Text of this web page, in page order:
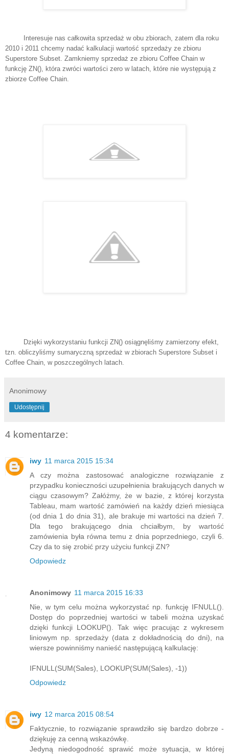
Interesuje nas całkowita sprzedaż w obu zbiorach, zatem dla roku
2010 i 2011 chcemy nadać kalkulacji wartość sprzedaży ze zbioru
Superstore Subset. Zamkniemy sprzedaż ze zbioru Coffee Chain w
funkcję ZN(), która zwróci wartości zero w latach, które nie występują z
zbiorze Coffee Chain.
Dzięki wykorzystaniu funkcji ZN() osiągnęliśmy zamierzony efekt,
tzn. obliczyliśmy sumaryczną sprzedaż w zbiorach Superstore Subset i
Coffee Chain, w poszczególnych latach.
Anonimowy
Udostępnij
4 komentarze:
iwy 11 marca 2015 15:34
A czy można zastosować analogiczne rozwiązanie z
przypadku konieczności uzupełnienia brakujących danych w
ciągu czasowym? Załóżmy, że w bazie, z której korzysta
Tableau, mam wartość zamówień na każdy dzień miesiąca
(od dnia 1 do dnia 31), ale brakuje mi wartości na dzień 7.
Dla tego brakującego dnia chciałbym, by wartość
zamówienia była równa temu z dnia poprzedniego, czyli 6.
Czy da to się zrobić przy użyciu funkcji ZN?
Odpowiedz
Anonimowy 11 marca 2015 16:33
Nie, w tym celu można wykorzystać np. funkcję IFNULL().
Dostęp do poprzedniej wartości w tabeli można uzyskać
dzięki funkcji LOOKUP(). Tak więc pracując z wykresem
liniowym np. sprzedaży (data z dokładnością do dni), na
wiersze powinniśmy nanieść następującą kalkulację:
IFNULL(SUM(Sales), LOOKUP(SUM(Sales), -1))
Odpowiedz
iwy 12 marca 2015 08:54
Faktycznie, to rozwiązanie sprawdziło się bardzo dobrze -
dziękuję za cenną wskazówkę.
Jedyną niedogodność sprawić może sytuacja, w której